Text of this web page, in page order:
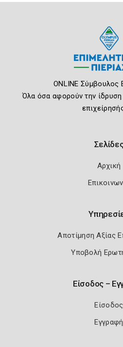
ONLINE Σύμβουλος
Όλα όσα αφορούν την ίδρυση
Αρχική
Αποτίμηση Αξίας
Υποβολή
Είσοδος –
Είσοδος
Εγγραφή